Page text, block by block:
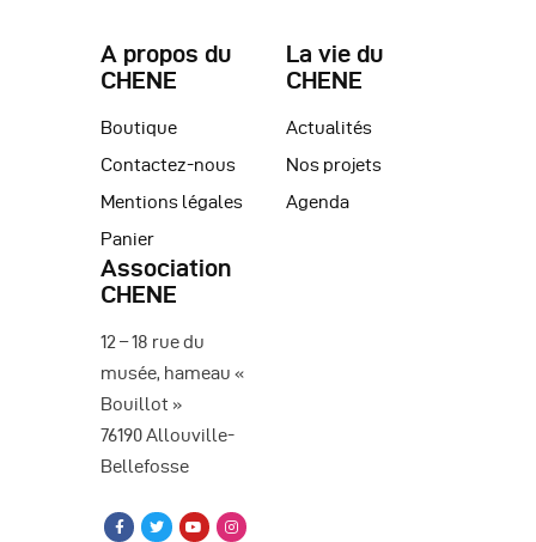
m
n
A propos du
CHENE
Boutique
Contactez-nous
Mentions légales
Panier
La vie du
CHENE
Actualités
Nos projets
Agenda
Association
CHENE
12 – 18 rue du
musée, hameau «
Bouillot »
76190 Allouville-
Bellefosse